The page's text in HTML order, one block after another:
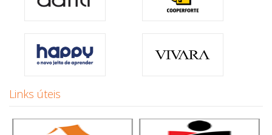
Links úteis